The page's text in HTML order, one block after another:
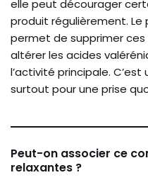
elle peut décourager
produit régulièrement.
permet de supprimer
altérer les acides
l’activité principale.
surtout pour une prise
Peut-on associer ce
relaxantes ?